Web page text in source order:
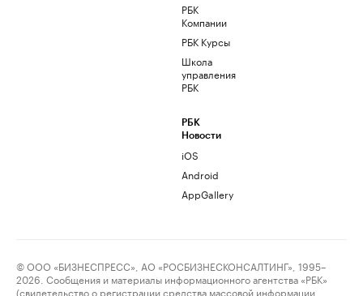
РБК
Компании
РБК Курсы
Школа
управления
РБК
РБК
Новости
iOS
Android
AppGallery
© ООО «БИЗНЕСПРЕСС», АО «РОСБИЗНЕСКОНСАЛТИНГ», 1995–
2026. Сообщения и материалы информационного агентства «РБК»
(свидетельство о регистрации средства массовой информации